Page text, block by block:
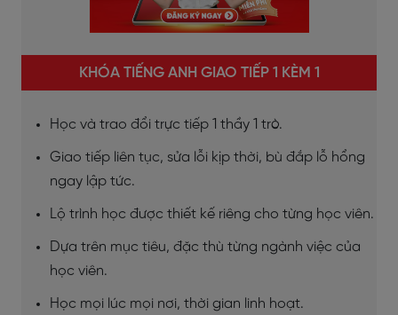
KHÓA TIẾNG ANH GIAO TIẾP 1 KÈM 1
Học và trao đổi trực tiếp 1 thầy 1 trò.
Giao tiếp liên tục, sửa lỗi kịp thời, bù đắp lỗ hổng
ngay lập tức.
Lộ trình học được thiết kế riêng cho từng học viên.
Dựa trên mục tiêu, đặc thù từng ngành việc của
học viên.
Học mọi lúc mọi nơi, thời gian linh hoạt.